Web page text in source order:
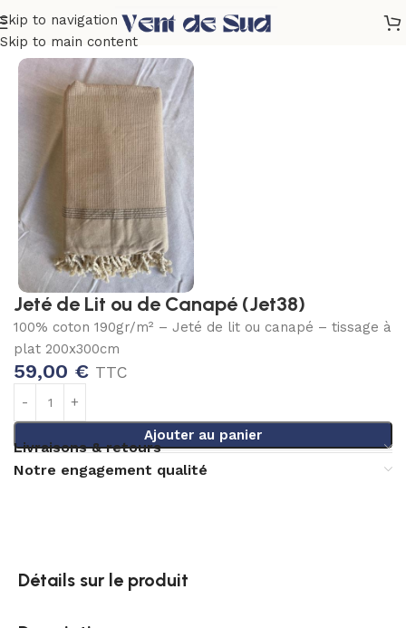
Skip to navigation
Skip to main content
Accueil Plage Foutas Foutas 3mX2m Natté
Jeté de Lit ou de Canapé (Jet38)
100% coton 190gr/m² – Jeté de lit ou canapé – tissage à
plat 200x300cm
59,00 € TTC
Ajouter au panier
Livraisons & retours
Notre engagement qualité
Détails sur le produit